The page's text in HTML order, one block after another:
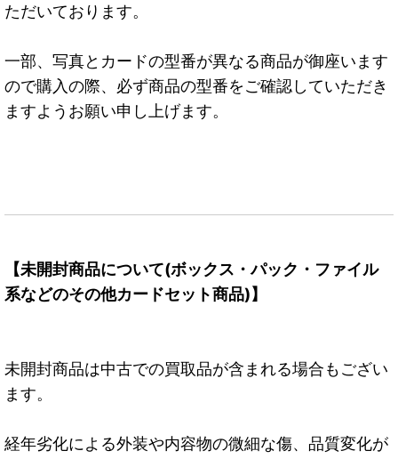
ただいております。
一部、写真とカードの型番が異なる商品が御座います
ので購入の際、必ず商品の型番をご確認していただき
ますようお願い申し上げます。
【未開封商品について(ボックス・パック・ファイル
系などのその他カードセット商品)】
未開封商品は中古での買取品が含まれる場合もござい
ます。
経年劣化による外装や内容物の微細な傷、品質変化が